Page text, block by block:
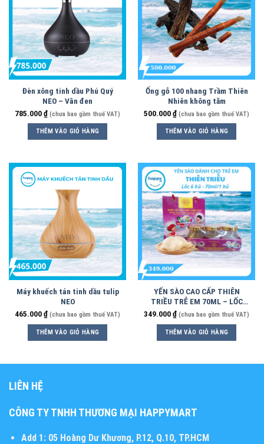
Đèn xông tinh dầu Phú Quý
NEO – Vân đen
785.000₫ (chưa bao gồm thuế VAT)
THÊM VÀO GIỎ HÀNG
Ống gỗ 100 nhang Trầm Thiên
Nhiên không tăm
500.000₫ (chưa bao gồm thuế VAT)
THÊM VÀO GIỎ HÀNG
Máy khuếch tán tinh dầu tulip
NEO
465.000₫ (chưa bao gồm thuế VAT)
THÊM VÀO GIỎ HÀNG
YẾN SÀO CAO CẤP THIÊN
TRIỀU TRẺ EM 70ML – LỐC
6HỦ
349.000₫ (chưa bao gồm thuế VAT)
THÊM VÀO GIỎ HÀNG
LIÊN HỆ
CÔNG TY TNHH THƯƠNG MẠI HAPPYMART
Add 1:05 Hoàng Dư Khương, P.12, Q.10, TP.HCM